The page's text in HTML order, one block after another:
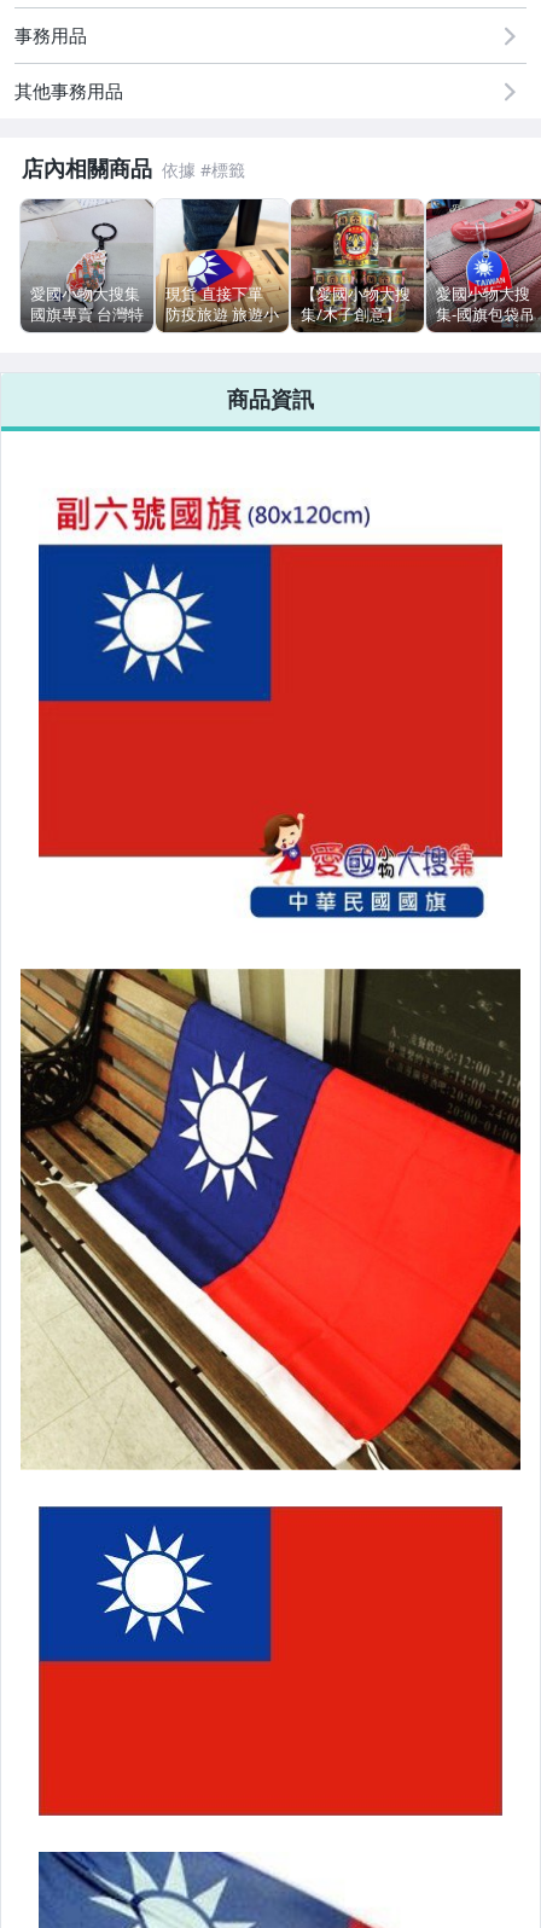
原創設計良品
居家、家具與園藝
男性精品與服飾
女裝與服飾配件
偶像、球員卡與郵幣
手錶與飾品配件
事務用品
其他事務用品
店內相關商品
愛國小物大搜集
國旗專賣 台灣特
色精品 寶島遊台
鑰匙圈鑰匙扣
現貨 直接下單
防疫旅遊 旅遊小
物 中華民國國旗
旗別針 圓形徽章
現貨直接下單?
【愛國小物大搜
集/木子創意】
台灣在地文創-
罐存錢筒 交換禮
物聖誕禮物存錢
桶-復古存錢筒-
萬金有
愛國小物大搜
集-國旗包袋吊
牌／書包吊牌
掛件/旅遊吊牌/
吊牌
商品資訊